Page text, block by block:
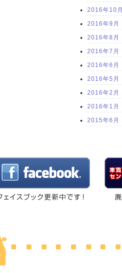
2016年10月
2016年9月
2016年8月
2016年7月
2016年6月
2016年5月
2016年2月
2016年1月
2015年6月